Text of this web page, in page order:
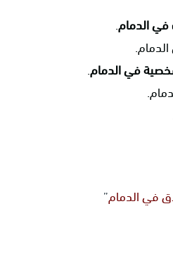
الدمام.
في الدمام.
في الدمام”